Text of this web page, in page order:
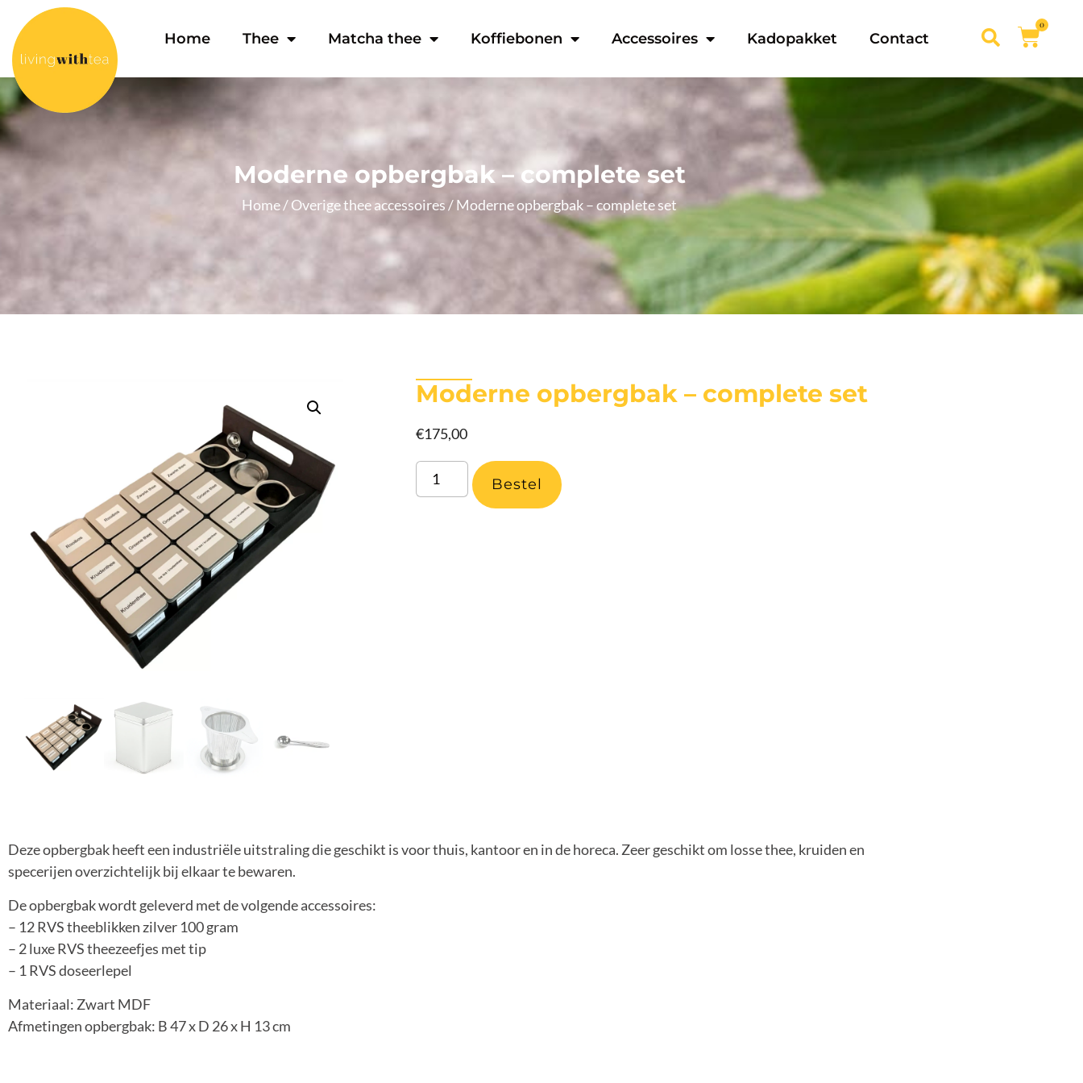
Home Thee Matcha thee Koffiebonen Accessoires Kadopakket Contact
0
Moderne opbergbak – complete set
Home/Overige thee accessoires/ Moderne opbergbak – complete set
Moderne opbergbak – complete set
€175,00
Bestel
Deze opbergbak heeft een industriële uitstraling die geschikt is voor thuis, kantoor en in de horeca. Zeer geschikt om losse thee, kruiden en
specerijen overzichtelijk bij elkaar te bewaren.
De opbergbak wordt geleverd met de volgende accessoires:
– 12 RVS theeblikken zilver 100 gram
– 2 luxe RVS theezeefjes met tip
– 1 RVS doseerlepel
Materiaal: Zwart MDF
Afmetingen opbergbak: B 47 x D 26 x H 13 cm